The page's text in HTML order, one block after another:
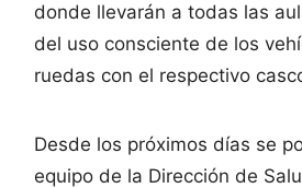
donde llevarán a todas las
del uso consciente de los
ruedas con el respectivo
Desde los próximos días se
equipo de la Dirección de